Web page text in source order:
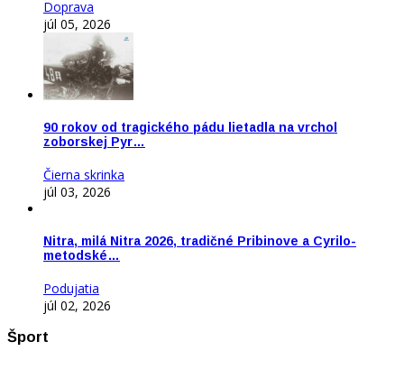
Doprava
júl 05, 2026
90 rokov od tragického pádu lietadla na vrchol
zoborskej Pyr…
Čierna skrinka
júl 03, 2026
Nitra, milá Nitra 2026, tradičné Pribinove a Cyrilo-
metodské…
Podujatia
júl 02, 2026
Šport